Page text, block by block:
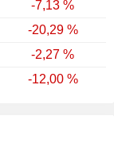
-7,13 %
-20,29 %
-2,27 %
-12,00 %